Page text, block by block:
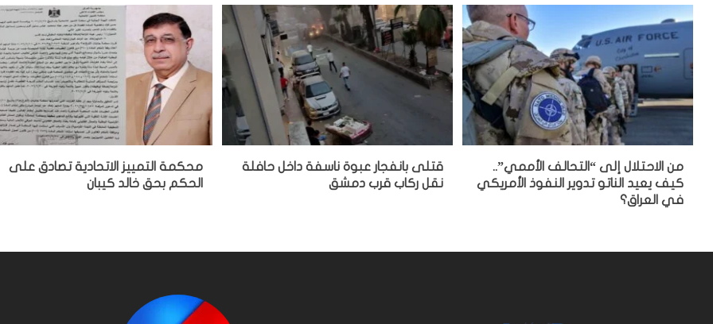
من الاحتلال إلى “التحالف الأممي”..
كيف يعيد الناتو تدوير النفوذ الأمريكي
في العراق؟
قتلى بانفجار عبوة ناسفة داخل حافلة
نقل ركاب قرب دمشق
محكمة التمييز الاتحادية تصادق على
الحكم بحق خالد كيبان